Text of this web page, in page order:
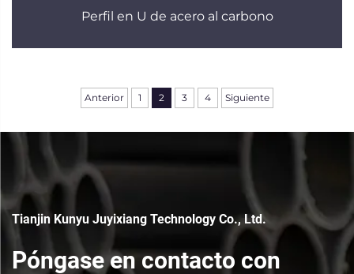
Perfil en U de acero al carbono
Anterior 1 2 3 4 Siguiente
Tianjin Kunyu Juyixiang Technology Co., Ltd.
Póngase en contacto con